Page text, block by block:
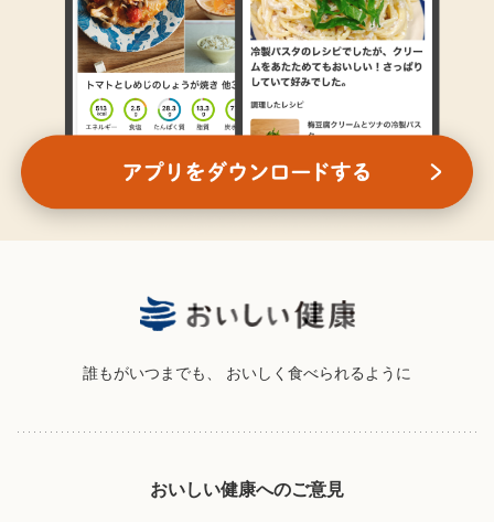
誰もがいつまでも、 おいしく食べられるように
おいしい健康へのご意見